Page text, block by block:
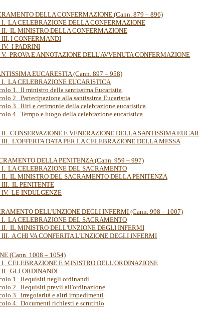
DELLA CONFERMAZIONE (Cann. 879 – 896)
I. LA CELEBRAZIONE DELLA CONFERMAZIONE
II. IL MINISTRO DELLA CONFERMAZIONE
III. I CONFERMANDI
I PADRINI
PROVA E ANNOTAZIONE DELL'AVVENUTA CONFERMAZIONE
EUCARESTIA (Cann. 897 – 958)
I. LA CELEBRAZIONE EUCARISTICA
1. Il ministro della santissima Eucaristia
2. Partecipazione alla santissima Eucaristia
3. Riti e cerimonie della celebrazione eucaristica
4. Tempo e luogo della celebrazione eucaristica
CONSERVAZIONE E VENERAZIONE DELLA SANTISSIMA
L'OFFERTA DATA PER LA CELEBRAZIONE DELLA MESSA
DELLA PENITENZA (Cann. 959 – 997)
I. LA CELEBRAZIONE DEL SACRAMENTO
II. IL MINISTRO DEL SACRAMENTO DELLA PENITENZA
III. IL PENITENTE
IV. LE INDULGENZE
DELL'UNZIONE DEGLI INFERMI (Cann. 998 – 1007)
I. LA CELEBRAZIONE DEL SACRAMENTO
II. IL MINISTRO DELL'UNZIONE DEGLI INFERMI
A CHI VA CONFERITA L'UNZIONE DEGLI INFERMI
(Cann. 1008 – 1054)
I. CELEBRAZIONE E MINISTRO DELL'ORDINAZIONE
II. GLI ORDINANDI
1. Requisiti negli ordinandi
2. Requisiti previi all'ordinazione
3. Irregolarità e altri impedimenti
4. Documenti richiesti e scrutinio